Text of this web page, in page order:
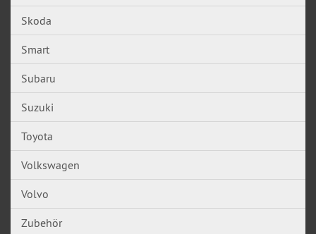
Skoda
Smart
Subaru
Suzuki
Toyota
Volkswagen
Volvo
Zubehör